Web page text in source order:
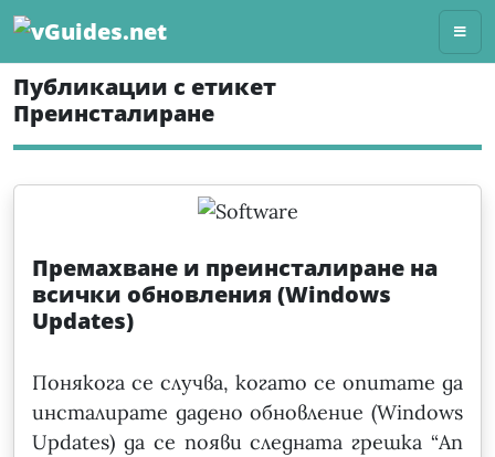
Skip
content
Публикации с етикет
Преинсталиране
Премахване и преинсталиране на
всички обновления (Windows
Updates)
Понякога се случва, когато се опитате да
инсталирате дадено обновление (Windows
Updates) да се появи следната грешка “An